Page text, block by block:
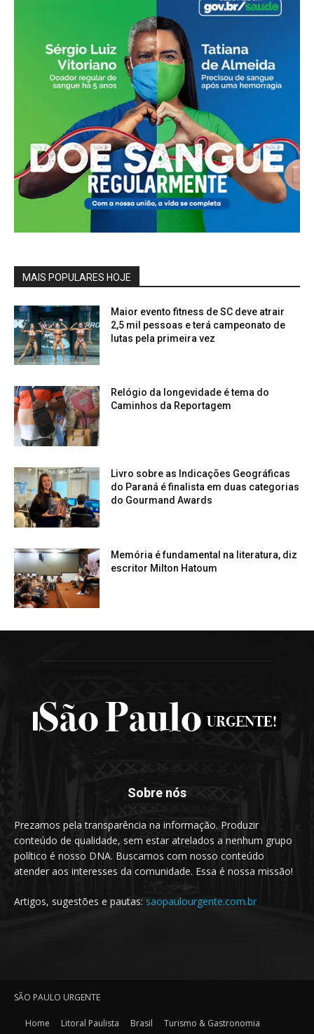
MAIS POPULARES HOJE
Maior evento fitness de SC deve atrair
2,5 mil pessoas e terá campeonato de
lutas pela primeira vez
Relógio da longevidade é tema do
Caminhos da Reportagem
Livro sobre as Indicações Geográficas
do Paraná é finalista em duas categorias
do Gourmand Awards
Memória é fundamental na literatura, diz
escritor Milton Hatoum
Sobre nós
Prezamos pela transparência na informação. Produzir
conteúdo de qualidade, sem estar atrelados a nenhum grupo
político é nosso DNA. Buscamos com nosso conteúdo
atender aos interesses da comunidade. Essa é nossa missão!
Artigos, sugestões e pautas: saopaulourgente.com.br
SÃO PAULO URGENTE
Home Litoral Paulista Brasil
Turismo & Gastronomia